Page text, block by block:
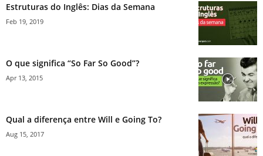
Estruturas do Inglês: Dias da Semana
Feb 19, 2019
O que significa “So Far So Good”?
Apr 13, 2015
Qual a diferença entre Will e Going To?
Aug 15, 2017